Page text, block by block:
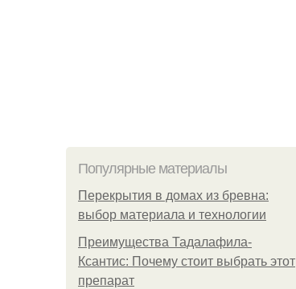
Популярные материалы
Перекрытия в домах из бревна:
выбор материала и технологии
Преимущества Тадалафила-
Ксантис: Почему стоит выбрать этот
препарат